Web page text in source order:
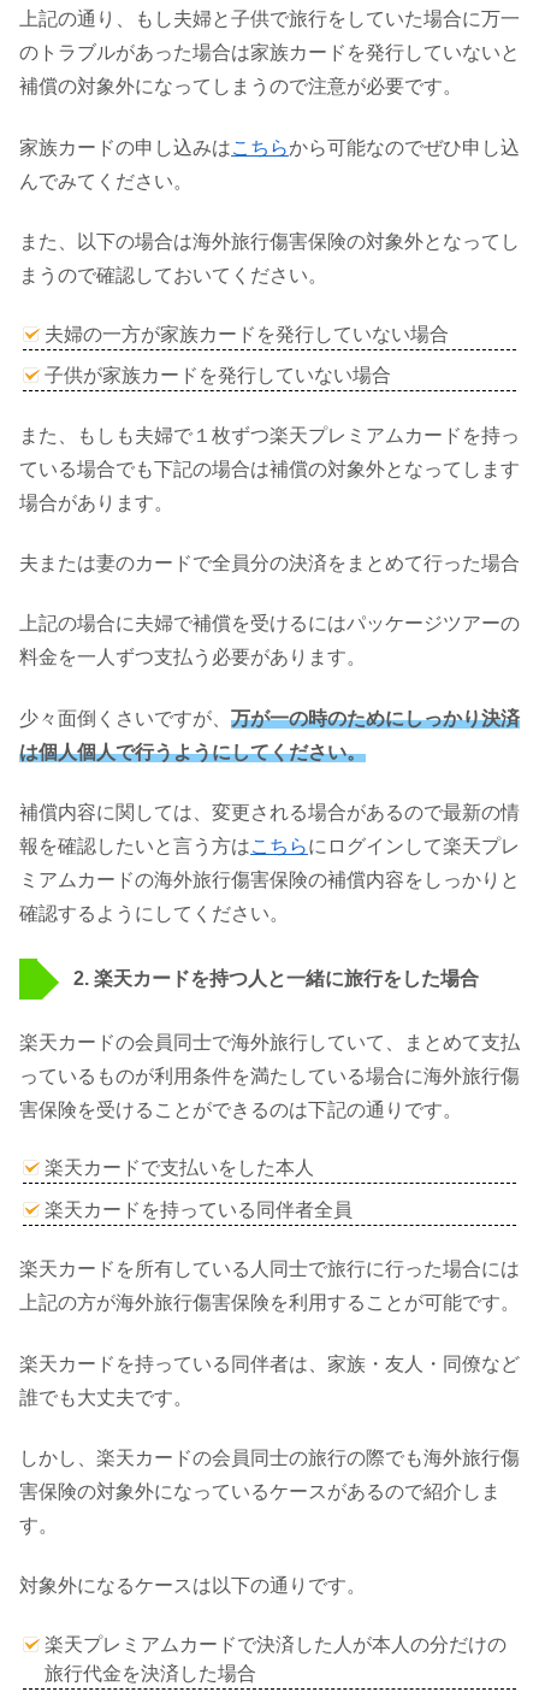
上記の通り、もし夫婦と子供で旅行をしていた場合に万一
のトラブルがあった場合は家族カードを発行していないと
補償の対象外になってしまうので注意が必要です。
家族カードの申し込みはこちらから可能なのでぜひ申し込
んでみてください。
また、以下の場合は海外旅行傷害保険の対象外となってし
まうので確認しておいてください。
夫婦の一方が家族カードを発行していない場合
子供が家族カードを発行していない場合
また、もしも夫婦で１枚ずつ楽天プレミアムカードを持っ
ている場合でも下記の場合は補償の対象外となってします
場合があります。
夫または妻のカードで全員分の決済をまとめて行った場合
上記の場合に夫婦で補償を受けるにはパッケージツアーの
料金を一人ずつ支払う必要があります。
少々面倒くさいですが、 万が一の時のためにしっかり決済
は個人個人で行うようにしてください。
補償内容に関しては、変更される場合があるので最新の情
報を確認したいと言う方はこちらにログインして楽天プレ
ミアムカードの海外旅行傷害保険の補償内容をしっかりと
確認するようにしてください。
2. 楽天カードを持つ人と一緒に旅行をした場合
楽天カードの会員同士で海外旅行していて、まとめて支払
っているものが利用条件を満たしている場合に海外旅行傷
害保険を受けることができるのは下記の通りです。
楽天カードで支払いをした本人
楽天カードを持っている同伴者全員
楽天カードを所有している人同士で旅行に行った場合には
上記の方が海外旅行傷害保険を利用することが可能です。
楽天カードを持っている同伴者は、家族・友人・同僚など
誰でも大丈夫です。
しかし、楽天カードの会員同士の旅行の際でも海外旅行傷
害保険の対象外になっているケースがあるので紹介しま
す。
対象外になるケースは以下の通りです。
楽天プレミアムカードで決済した人が本人の分だけの
旅行代金を決済した場合